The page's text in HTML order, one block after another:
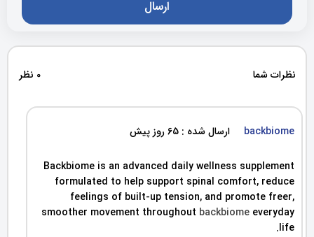
نظرات شما 0 نظر
backbiome ارسال شده : 65 روز پیش
Backbiome is an advanced daily wellness supplement
formulated to help support spinal comfort, reduce
feelings of built-up tension, and promote freer,
smoother movement throughout backbiome everyday
life.